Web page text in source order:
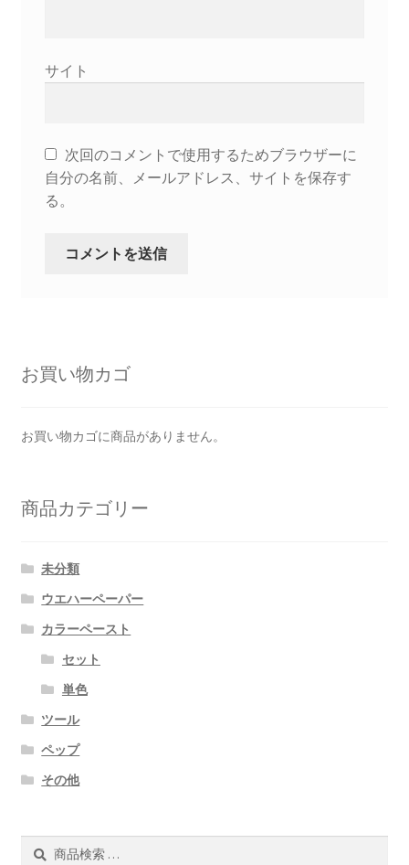
サイト
次回のコメントで使用するためブラウザーに
自分の名前、メールアドレス、サイトを保存す
る。
お買い物カゴ
お買い物カゴに商品がありません。
商品カテゴリー
未分類
ウエハーペーパー
カラーペースト
セット
単色
ツール
ペップ
その他